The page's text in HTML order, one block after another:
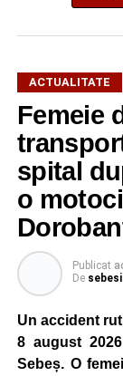
ACTUALITATE
Femeie
spital
o
Publicat
De
Un accident
8 august
Sebeș. O